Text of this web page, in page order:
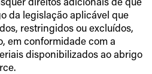
da legislação aplicável que
restringidos ou excluídos,
em conformidade com a
disponibilizados ao abrigo